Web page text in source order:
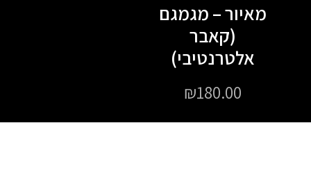
מאיור – מגמגם
(קאבר
אלטרנטיבי)
₪180.00